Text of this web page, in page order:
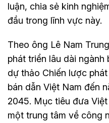
luận, chia sẻ kinh
đầu trong lĩnh vực này.
Theo ông Lê Nam
phát triển lâu dài ngành
dự thảo Chiến lược
bán dẫn Việt Nam đến
2045. Mục tiêu đưa
một trung tâm về công